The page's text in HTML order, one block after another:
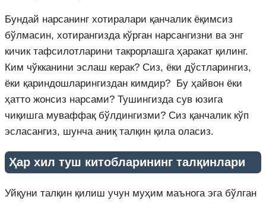
Бундай нарсанинг хотиралари қанчалик ёқимсиз
бўлмасин, хотирангизда кўрган нарсангизни ва энг
кичик тафсилотларини такрорлашга ҳаракат қилинг.
Ким чўкканини эслаш керак? Сиз, ёки дўстларингиз,
ёки қариндошларингиздан кимдир? Бу ҳайвон ёки
ҳатто жонсиз нарсами? Тушингизда сув юзига
чиқишга муваффақ бўлдингизми? Сиз қанчалик кўп
эсласангиз, шунча аниқ талқин қила оласиз.
Ҳар хил туш китобларининг талқинлари
Уйқуни талқин қилиш учун муҳим маънога эга бўлган